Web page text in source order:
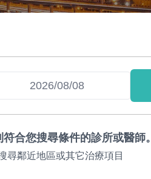
合您搜尋條件的診所或醫師。
尋鄰近地區或其它治療項目